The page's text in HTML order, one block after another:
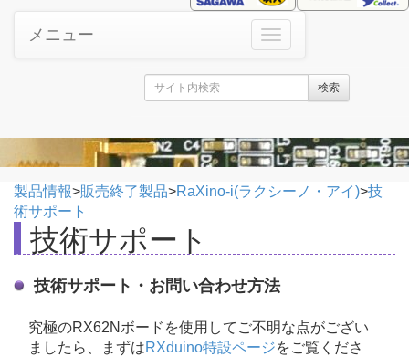
メニュー
検索
製品情報>販売終了製品>RaXino-i(ラクシーノ・アイ)>技
術サポート
技術サポート
技術サポート・お問い合わせ方法
究極のRX62Nボードを使用してご不明な点がござい
ましたら、まずはRXduino特設ページをご覧くださ